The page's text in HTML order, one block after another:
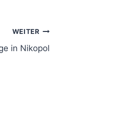
WEITER
in Nikopol